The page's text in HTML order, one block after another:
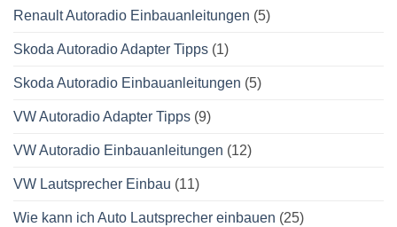
Renault Autoradio Einbauanleitungen (5)
Skoda Autoradio Adapter Tipps (1)
Skoda Autoradio Einbauanleitungen (5)
VW Autoradio Adapter Tipps (9)
VW Autoradio Einbauanleitungen (12)
VW Lautsprecher Einbau (11)
Wie kann ich Auto Lautsprecher einbauen (25)